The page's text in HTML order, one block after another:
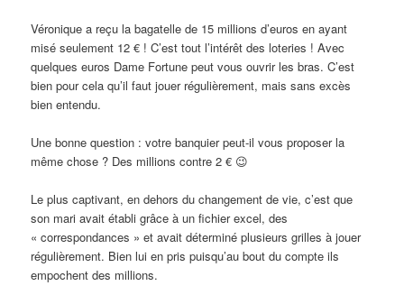
Véronique a reçu la bagatelle de 15 millions d’euros en ayant
misé seulement 12 € ! C’est tout l’intérêt des loteries ! Avec
quelques euros Dame Fortune peut vous ouvrir les bras. C’est
bien pour cela qu’il faut jouer régulièrement, mais sans excès
bien entendu.
Une bonne question : votre banquier peut-il vous proposer la
même chose ? Des millions contre 2 € 😉
Le plus captivant, en dehors du changement de vie, c’est que
son mari avait établi grâce à un fichier excel, des
« correspondances » et avait déterminé plusieurs grilles à jouer
régulièrement. Bien lui en pris puisqu’au bout du compte ils
empochent des millions.